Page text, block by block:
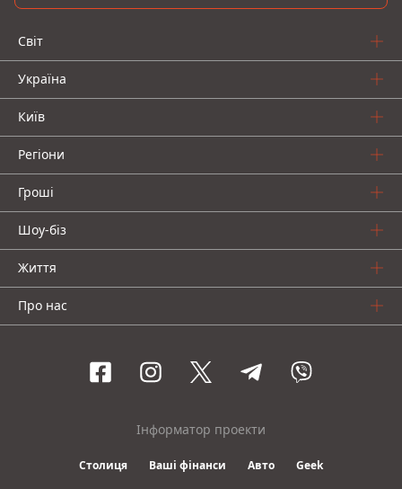
Світ
Україна
Київ
Регіони
Гроші
Шоу-біз
Життя
Про нас
Інформатор проекти
Столиця Ваші фінанси Авто Geek